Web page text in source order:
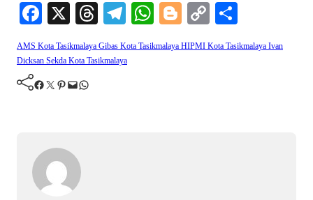
Fa
ce
bo
ok
X
T
hr
ea
Te
le
gr
W
ha
ts
Bl
og
ge
C
op
y
ha
re
AMS Kota Tasikmalaya Gibas Kota Tasikmalaya HIPMI Kota Tasikmalaya Ivan
Dicksan Sekda Kota Tasikmalaya
Facebook Twitter Pinterest Mail WhatsApp